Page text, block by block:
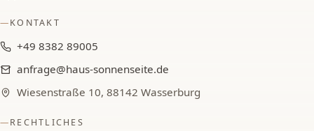
KONTAKT
+49 8382 89005
anfrage@haus-sonnenseite.de
Wiesenstraße 10, 88142 Wasserburg
RECHTLICHES